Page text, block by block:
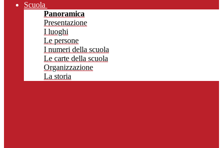
Scuola
Panoramica
Presentazione
I luoghi
Le persone
I numeri della scuola
Le carte della scuola
Organizzazione
La storia